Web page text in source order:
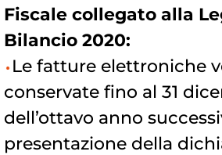
Fiscale collegato alla
Bilancio 2020:
Le fatture elettroniche
conservate fino al 31
dell’ottavo anno
presentazione della